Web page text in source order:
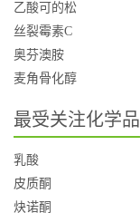
乙酸可的松
丝裂霉素C
奥芬澳胺
麦角骨化醇
最受关注化学品
乳酸
皮质酮
炔诺酮